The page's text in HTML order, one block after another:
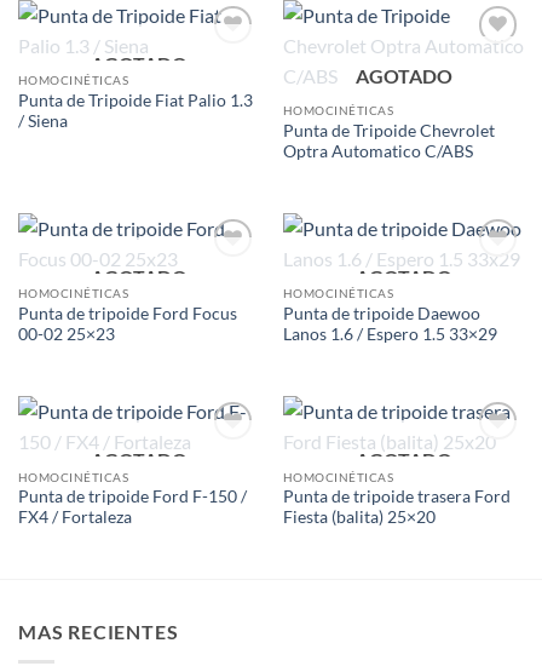
AGOTADO
HOMOCINÉTICAS
Punta de Tripoide Fiat Palio 1.3
/ Siena
AGOTADO
HOMOCINÉTICAS
Punta de Tripoide Chevrolet
Optra Automatico C/ABS
AGOTADO
HOMOCINÉTICAS
Punta de tripoide Ford Focus
00-02 25×23
AGOTADO
HOMOCINÉTICAS
Punta de tripoide Daewoo
Lanos 1.6 / Espero 1.5 33×29
AGOTADO
HOMOCINÉTICAS
Punta de tripoide Ford F-150 /
FX4 / Fortaleza
AGOTADO
HOMOCINÉTICAS
Punta de tripoide trasera Ford
Fiesta (balita) 25×20
MAS RECIENTES